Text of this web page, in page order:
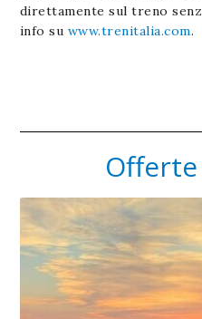
direttamente sul treno
info su www.trenitalia.com.
Offerte